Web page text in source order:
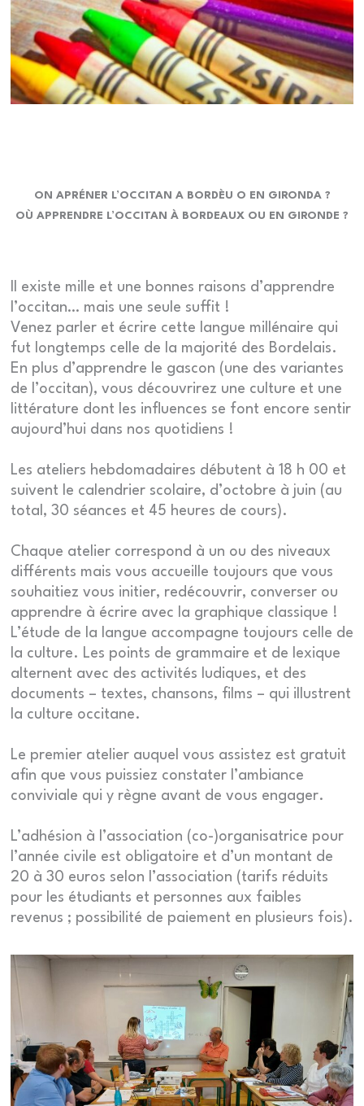
ON APRÉNER L’OCCITAN A BORDÈU O EN GIRONDA ?
OÙ APPRENDRE L’OCCITAN À BORDEAUX OU EN GIRONDE ?
Il existe mille et une bonnes raisons d’apprendre
l’occitan… mais une seule suffit !
Venez parler et écrire cette langue millénaire qui
fut longtemps celle de la majorité des Bordelais.
En plus d’apprendre le gascon (une des variantes
de l’occitan), vous découvrirez une culture et une
littérature dont les influences se font encore sentir
aujourd’hui dans nos quotidiens !
Les ateliers hebdomadaires débutent à 18 h 00 et
suivent le calendrier scolaire, d’octobre à juin (au
total, 30 séances et 45 heures de cours).
Chaque atelier correspond à un ou des niveaux
différents mais vous accueille toujours que vous
souhaitiez vous initier, redécouvrir, converser ou
apprendre à écrire avec la graphique classique !
L’étude de la langue accompagne toujours celle de
la culture. Les points de grammaire et de lexique
alternent avec des activités ludiques, et des
documents – textes, chansons, films – qui illustrent
la culture occitane.
Le premier atelier auquel vous assistez est gratuit
afin que vous puissiez constater l’ambiance
conviviale qui y règne avant de vous engager.
L’adhésion à l’association (co-)organisatrice pour
l’année civile est obligatoire et d’un montant de
20 à 30 euros selon l’association (tarifs réduits
pour les étudiants et personnes aux faibles
revenus ; possibilité de paiement en plusieurs fois).